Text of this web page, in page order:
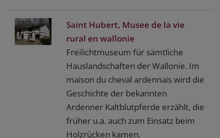
Saint Hubert, Musee de la vie
rural en wallonie
Freilichtmuseum für sämtliche
Hauslandschaften der Wallonie. Im
maison du cheval ardennais wird die
Geschichte der bekannten
Ardenner Kaltblutpferde erzählt, die
früher u.a. auch zum Einsatz beim
Holzrücken kamen.